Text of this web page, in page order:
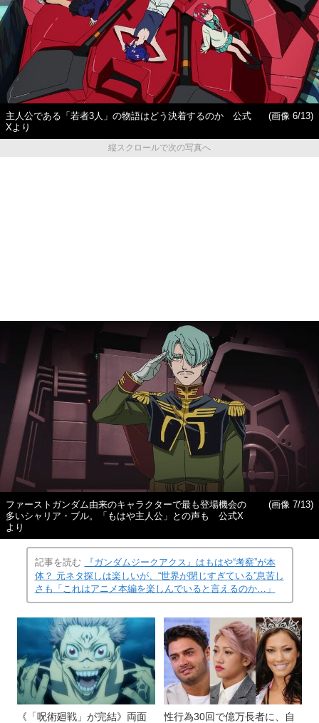
主人公である「若者3人」の物語はどう決着するのか 公式
Xより
(画像 6/13)
縦スクロールで次の写真へ
ファーストガンダム由来のキャラクターで最も登場機会の
多いシャリア・ブル。「もはや主人公」との声も 公式X
より
(画像 7/13)
記事を読む
『ガンダムジークアクス』はもはや“考察”が本
体？ 元ネタ探しは楽しいが、“世界が閉じすぎている”息苦し
さも「これはアニメ本編を楽しんでいると言えるのか…」
《「呪術廻戦」が完結》両面
性行為30回で億万長者に、自